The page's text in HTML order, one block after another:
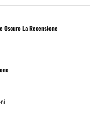
Oscuro La Recensione